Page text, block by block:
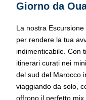
Giorno da
La nostra
per rendere la tua
indimenticabile. Con
itinerari curati nei
del sud del Marocco
viaggiando da solo,
offrono il perfetto mix